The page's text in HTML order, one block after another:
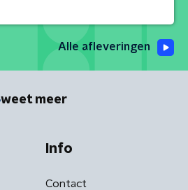
Alle afleveringen
weet meer
Info
Contact